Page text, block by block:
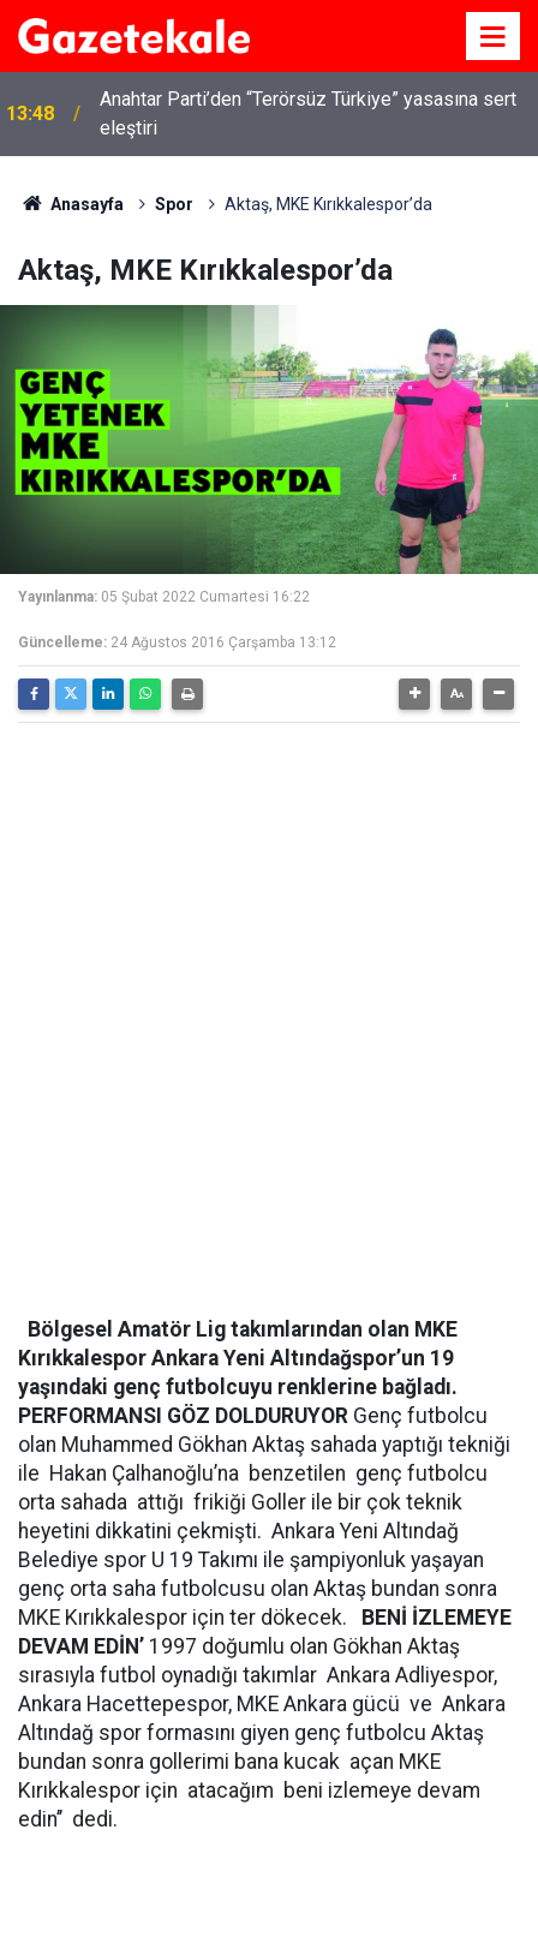
13:48
Anahtar Parti’den “Terörsüz Türkiye” yasasına sert
eleştiri
Anasayfa Spor Aktaş, MKE Kırıkkalespor’da
Aktaş, MKE Kırıkkalespor’da
Yayınlanma: 05 Şubat 2022 Cumartesi 16:22
Güncelleme: 24 Ağustos 2016 Çarşamba 13:12
Bölgesel Amatör Lig takımlarından olan MKE
Kırıkkalespor Ankara Yeni Altındağspor’un 19
yaşındaki genç futbolcuyu renklerine bağladı.
PERFORMANSI GÖZ DOLDURUYOR Genç futbolcu
olan Muhammed Gökhan Aktaş sahada yaptığı tekniği
ile Hakan Çalhanoğlu’na benzetilen genç futbolcu
orta sahada attığı frikiği Goller ile bir çok teknik
heyetini dikkatini çekmişti. Ankara Yeni Altındağ
Belediye spor U 19 Takımı ile şampiyonluk yaşayan
genç orta saha futbolcusu olan Aktaş bundan sonra
MKE Kırıkkalespor için ter dökecek.
BENİ İZLEMEYE
DEVAM EDİN’ 1997 doğumlu olan Gökhan Aktaş
sırasıyla futbol oynadığı takımlar Ankara Adliyespor,
Ankara Hacettepespor, MKE Ankara gücü ve Ankara
Altındağ spor formasını giyen genç futbolcu Aktaş
bundan sonra gollerimi bana kucak açan MKE
Kırıkkalespor için atacağım beni izlemeye devam
edin’’ dedi.